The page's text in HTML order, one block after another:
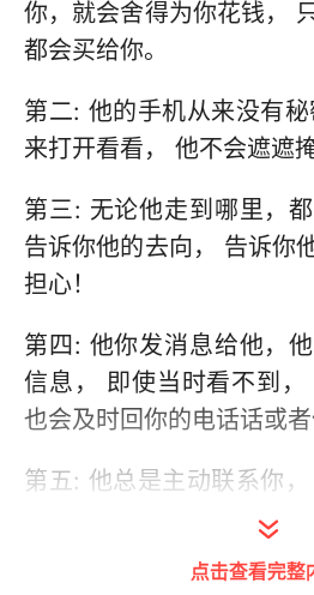
你，就会舍得为你花钱，
都会买给你。
第二: 他的手机从来没有
来打开看看， 他不会遮遮
第三: 无论他走到哪里，
告诉你他的去向， 告诉你
担心！
第四: 他你发消息给他，
信息， 即使当时看不到，
也会及时回你的电话话或者
第五: 他总是主动联系你
息，他都会非常的担心，
刻都有你的消息， 时时刻
点击查看完整